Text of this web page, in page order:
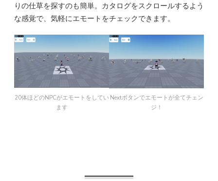
りの仕草を探すのも簡単。カタログをスクロールするよう
な感覚で、気軽にエモートをチェックできます。
20体ほどのNPCがエモートをしてい
ます
Nextボタンでエモートが全てチェン
ジ！